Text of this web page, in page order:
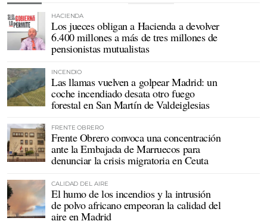
HACIENDA
Los jueces obligan a Hacienda a devolver
6.400 millones a más de tres millones de
pensionistas mutualistas
INCENDIO
Las llamas vuelven a golpear Madrid: un
coche incendiado desata otro fuego
forestal en San Martín de Valdeiglesias
FRENTE OBRERO
Frente Obrero convoca una concentración
ante la Embajada de Marruecos para
denunciar la crisis migratoria en Ceuta
CALIDAD DEL AIRE
El humo de los incendios y la intrusión
de polvo africano empeoran la calidad del
aire en Madrid